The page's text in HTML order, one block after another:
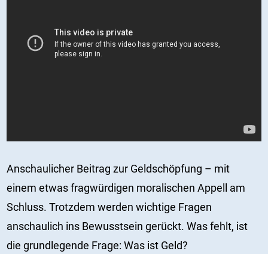
Anschaulicher Beitrag zur Geldschöpfung – mit
einem etwas fragwürdigen moralischen Appell am
Schluss. Trotzdem werden wichtige Fragen
anschaulich ins Bewusstsein gerückt. Was fehlt, ist
die grundlegende Frage: Was ist Geld?